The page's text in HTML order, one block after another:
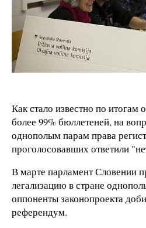
Как стало известно по итогам
более 99% бюллетеней, на
однополым парам права
проголосовавших ответили
В марте парламент Словении
легализацию в стране
оппоненты законопроекта
референдум.